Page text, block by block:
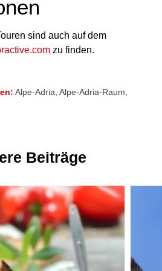
sind auch auf dem
zu finden.
Alpe-Adria Alpe-Adria-Raum
Beiträge